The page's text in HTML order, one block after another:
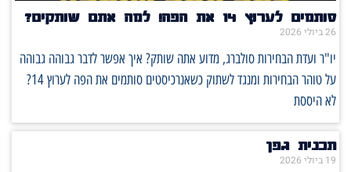
סותמים לערוץ 14 את הפה! למה אתם שותקים?
26 ביולי 2026
יו"ר ועדת הבחירות סולברג, מדוע אתה שותק? איך אפשר לדבר גבוהה גבוהה
על טוהר הבחירות ומנגד לשתוק כשאנרכיסטים סותמים את הפה לערוץ 14?
לא היססת
תכנית גפן
19 ביולי 2026